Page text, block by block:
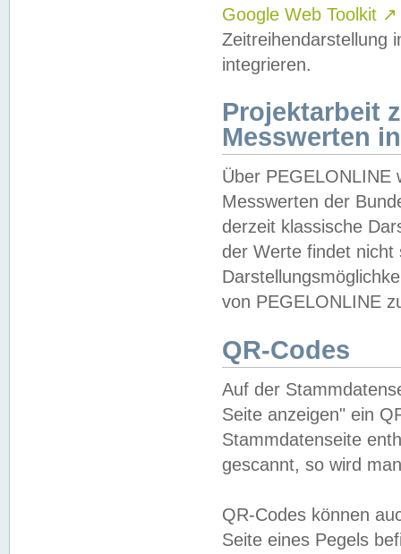
Google Web Toolkit ↗
Zeitreihendarstellung
integrieren.
Projektarbeit
Messwerten
Über PEGELONLINE
Messwerten der
derzeit klassische
der Werte findet
von PEGELONLINE
QR-Codes
Auf der
Seite anzeigen" ein
Stammdatenseite
gescannt, so wird
QR-Codes können
Seite eines Pegels